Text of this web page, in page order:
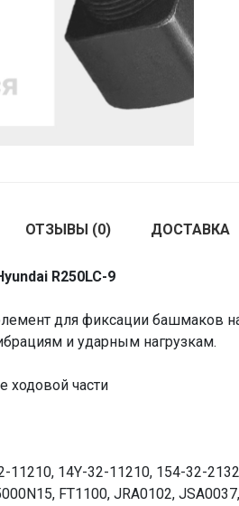
ОТЗЫВЫ (0) ДОСТАВКА
R250LC-9
для фиксации башмаков на
и ударным нагрузкам.
ходовой части
14Y-32-11210, 154-32-
FT1100, JRA0102,